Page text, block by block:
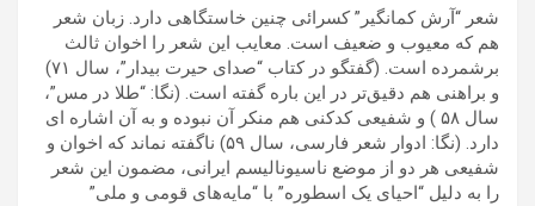
شعر “آرش کمانگیر” کسرائی چنین خاستگاهی دارد. زبان شعر
هم که معیوب و ضعیف است. معایب این شعر را اخوان ثالث
برشمرده است. (گفتگو در کتاب “صدای حیرت بیدار”، سال ۷۱)
و براهنی هم دقیق‌تر در این باره گفته است. (نگا: “طلا در مس”،
سال ۵٨ ) و شفیعی کدکنی هم منکر آن نبوده و به آن اشاره ای
دارد. (نگا: ادوار شعر فارسی، سال ۵۹) ناگفته نماند که اخوان و
شفیعی هر دو از موضع ناسیونالیسم ایرانی، مضمون این شعر
را به دلیل “احیای یک اسطوره” با “مایه‌های قومی و ملی”